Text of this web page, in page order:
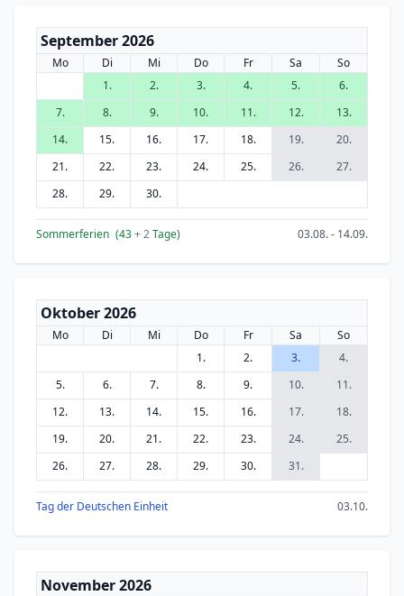
September 2026
Mo Di Mi Do Fr Sa
So
1.
2. 3. 4. 5.
6.
7.
8. 9. 10. 11. 12.
13.
14.
15. 16. 17. 18. 19.
20.
21.
22. 23. 24. 25. 26.
27.
28.
29. 30.
Sommerferien (43+ 2Tage) 03.08. - 14.09.
Oktober 2026
Mo Di Mi Do Fr Sa
So
1.
2. 3.
4.
5.
6. 7. 8. 9. 10.
11.
12.
13. 14. 15. 16. 17.
18.
19.
20. 21. 22. 23. 24.
25.
26.
27. 28. 29. 30. 31.
Tag der Deutschen Einheit 03.10.
November 2026